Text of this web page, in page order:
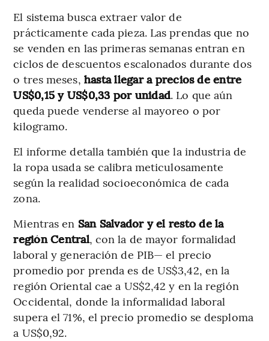
El sistema busca extraer valor de
prácticamente cada pieza. Las prendas que no
se venden en las primeras semanas entran en
ciclos de descuentos escalonados durante dos
o tres meses, hasta llegar a precios de entre
US$0,15 y US$0,33 por unidad. Lo que aún
queda puede venderse al mayoreo o por
kilogramo.
El informe detalla también que la industria de
la ropa usada se calibra meticulosamente
según la realidad socioeconómica de cada
zona.
Mientras en San Salvador y el resto de la
región Central, con la de mayor formalidad
laboral y generación de PIB— el precio
promedio por prenda es de US$3,42, en la
región Oriental cae a US$2,42 y en la región
Occidental, donde la informalidad laboral
supera el 71%, el precio promedio se desploma
a US$0,92.